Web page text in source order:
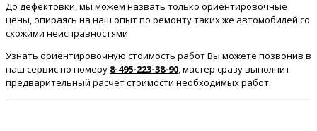
До дефектовки, мы можем назвать только ориентировочные
цены, опираясь на наш опыт по ремонту таких же автомобилей со
схожими неисправностями.
Узнать ориентировочную стоимость работ Вы можете позвонив в
наш сервис по номеру 8-495-223-38-90 , мастер сразу выполнит
предварительный расчёт стоимости необходимых работ.